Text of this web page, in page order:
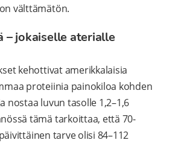
välttämätön.
– jokaiselle aterialle
kehottivat amerikkalaisia
proteiinia painokiloa kohden
nostaa luvun tasolle 1,2–1,6
tämä tarkoittaa, että 70-
tarve olisi 84–112